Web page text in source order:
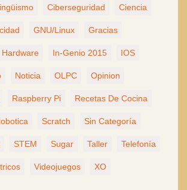
Ciberseguridad Ciencia
GNU/Linux Gracias
Hardware In-Genio 2015 IOS
Noticia OLPC Opinion
Raspberry Pi Recetas De Cocina
Scratch Sin Categoría
STEM Sugar Taller Telefonía
Videojuegos XO